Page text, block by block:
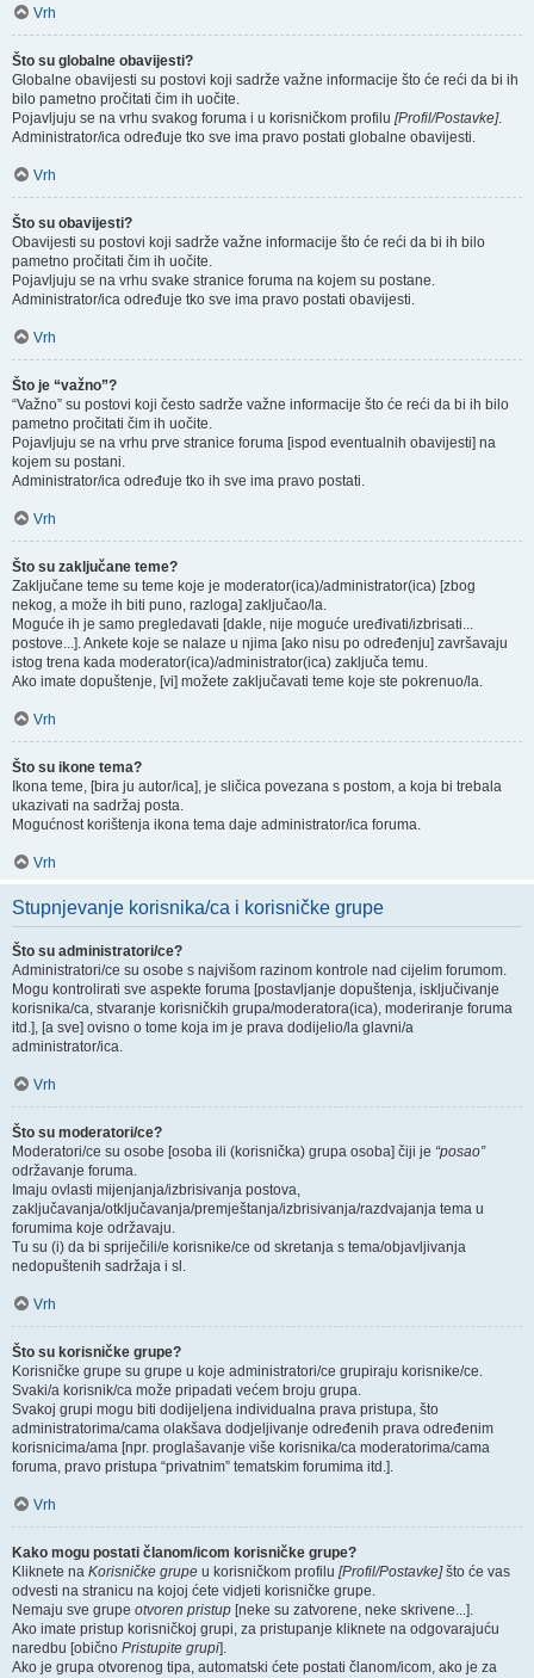
Vrh
Što su globalne obavijesti?
Globalne obavijesti su postovi koji sadrže važne informacije što će reći da bi ih
bilo pametno pročitati čim ih uočite.
Pojavljuju se na vrhu svakog foruma i u korisničkom profilu [Profil/Postavke].
Administrator/ica određuje tko sve ima pravo postati globalne obavijesti.
Vrh
Što su obavijesti?
Obavijesti su postovi koji sadrže važne informacije što će reći da bi ih bilo
pametno pročitati čim ih uočite.
Pojavljuju se na vrhu svake stranice foruma na kojem su postane.
Administrator/ica određuje tko sve ima pravo postati obavijesti.
Vrh
Što je “važno”?
“Važno” su postovi koji često sadrže važne informacije što će reći da bi ih bilo
pametno pročitati čim ih uočite.
Pojavljuju se na vrhu prve stranice foruma [ispod eventualnih obavijesti] na
kojem su postani.
Administrator/ica određuje tko ih sve ima pravo postati.
Vrh
Što su zaključane teme?
Zaključane teme su teme koje je moderator(ica)/administrator(ica) [zbog
nekog, a može ih biti puno, razloga] zaključao/la.
Moguće ih je samo pregledavati [dakle, nije moguće uređivati/izbrisati...
postove...]. Ankete koje se nalaze u njima [ako nisu po određenju] završavaju
istog trena kada moderator(ica)/administrator(ica) zaključa temu.
Ako imate dopuštenje, [vi] možete zaključavati teme koje ste pokrenuo/la.
Vrh
Što su ikone tema?
Ikona teme, [bira ju autor/ica], je sličica povezana s postom, a koja bi trebala
ukazivati na sadržaj posta.
Mogućnost korištenja ikona tema daje administrator/ica foruma.
Vrh
Stupnjevanje korisnika/ca i korisničke grupe
Što su administratori/ce?
Administratori/ce su osobe s najvišom razinom kontrole nad cijelim forumom.
Mogu kontrolirati sve aspekte foruma [postavljanje dopuštenja, isključivanje
korisnika/ca, stvaranje korisničkih grupa/moderatora(ica), moderiranje foruma
itd.], [a sve] ovisno o tome koja im je prava dodijelio/la glavni/a
administrator/ica.
Vrh
Što su moderatori/ce?
Moderatori/ce su osobe [osoba ili (korisnička) grupa osoba] čiji je “posao”
održavanje foruma.
Imaju ovlasti mijenjanja/izbrisivanja postova,
zaključavanja/otključavanja/premještanja/izbrisivanja/razdvajanja tema u
forumima koje održavaju.
Tu su (i) da bi spriječili/e korisnike/ce od skretanja s tema/objavljivanja
nedopuštenih sadržaja i sl.
Vrh
Što su korisničke grupe?
Korisničke grupe su grupe u koje administratori/ce grupiraju korisnike/ce.
Svaki/a korisnik/ca može pripadati većem broju grupa.
Svakoj grupi mogu biti dodijeljena individualna prava pristupa, što
administratorima/cama olakšava dodjeljivanje određenih prava određenim
korisnicima/ama [npr. proglašavanje više korisnika/ca moderatorima/cama
foruma, pravo pristupa “privatnim” tematskim forumima itd.].
Vrh
Kako mogu postati članom/icom korisničke grupe?
Kliknete na Korisničke grupe u korisničkom profilu [Profil/Postavke]što će vas
odvesti na stranicu na kojoj ćete vidjeti korisničke grupe.
Nemaju sve grupe otvoren pristup [neke su zatvorene, neke skrivene...].
Ako imate pristup korisničkoj grupi, za pristupanje kliknete na odgovarajuću
naredbu [obično Pristupite grupi].
Ako je grupa otvorenog tipa, automatski ćete postati članom/icom, ako je za